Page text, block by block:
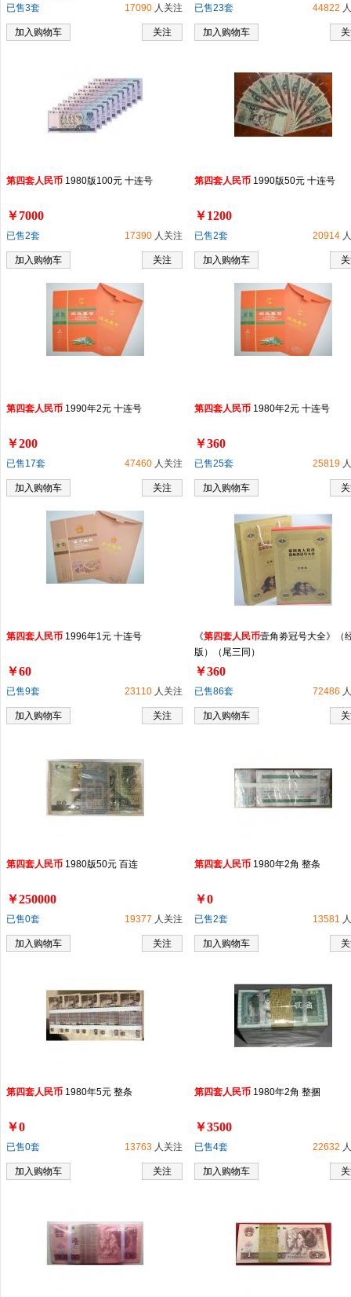
17090 人关注
已售3套
关注
加入购物车
44822
已售23套
加入购物车
第四套人民币 1980版100元 十连号
￥7000
17390 人关注
已售2套
关注
加入购物车
第四套人民币 1990版50元 十连号
￥1200
20914
已售2套
加入购物车
第四套人民币 1990年2元 十连号
￥200
47460 人关注
已售17套
关注
加入购物车
第四套人民币 1980年2元 十连号
￥360
25819
已售25套
加入购物车
第四套人民币 1996年1元 十连号
￥60
23110 人关注
已售9套
关注
加入购物车
《第四套人民币壹角劵冠号大全》（
版）（尾三同）
￥360
72486
已售86套
加入购物车
第四套人民币 1980版50元 百连
￥250000
19377 人关注
已售0套
关注
加入购物车
第四套人民币 1980年2角 整条
￥0
13581
已售2套
加入购物车
第四套人民币 1980年5元 整条
￥0
13763 人关注
已售0套
关注
加入购物车
第四套人民币 1980年2角 整捆
￥3500
22632
已售4套
加入购物车